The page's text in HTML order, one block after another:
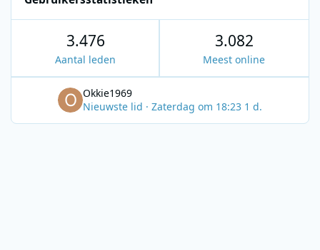
3.476
Aantal leden
3.082
Meest online
Okkie1969
Nieuwste lid · Zaterdag om 18:23 1 d.